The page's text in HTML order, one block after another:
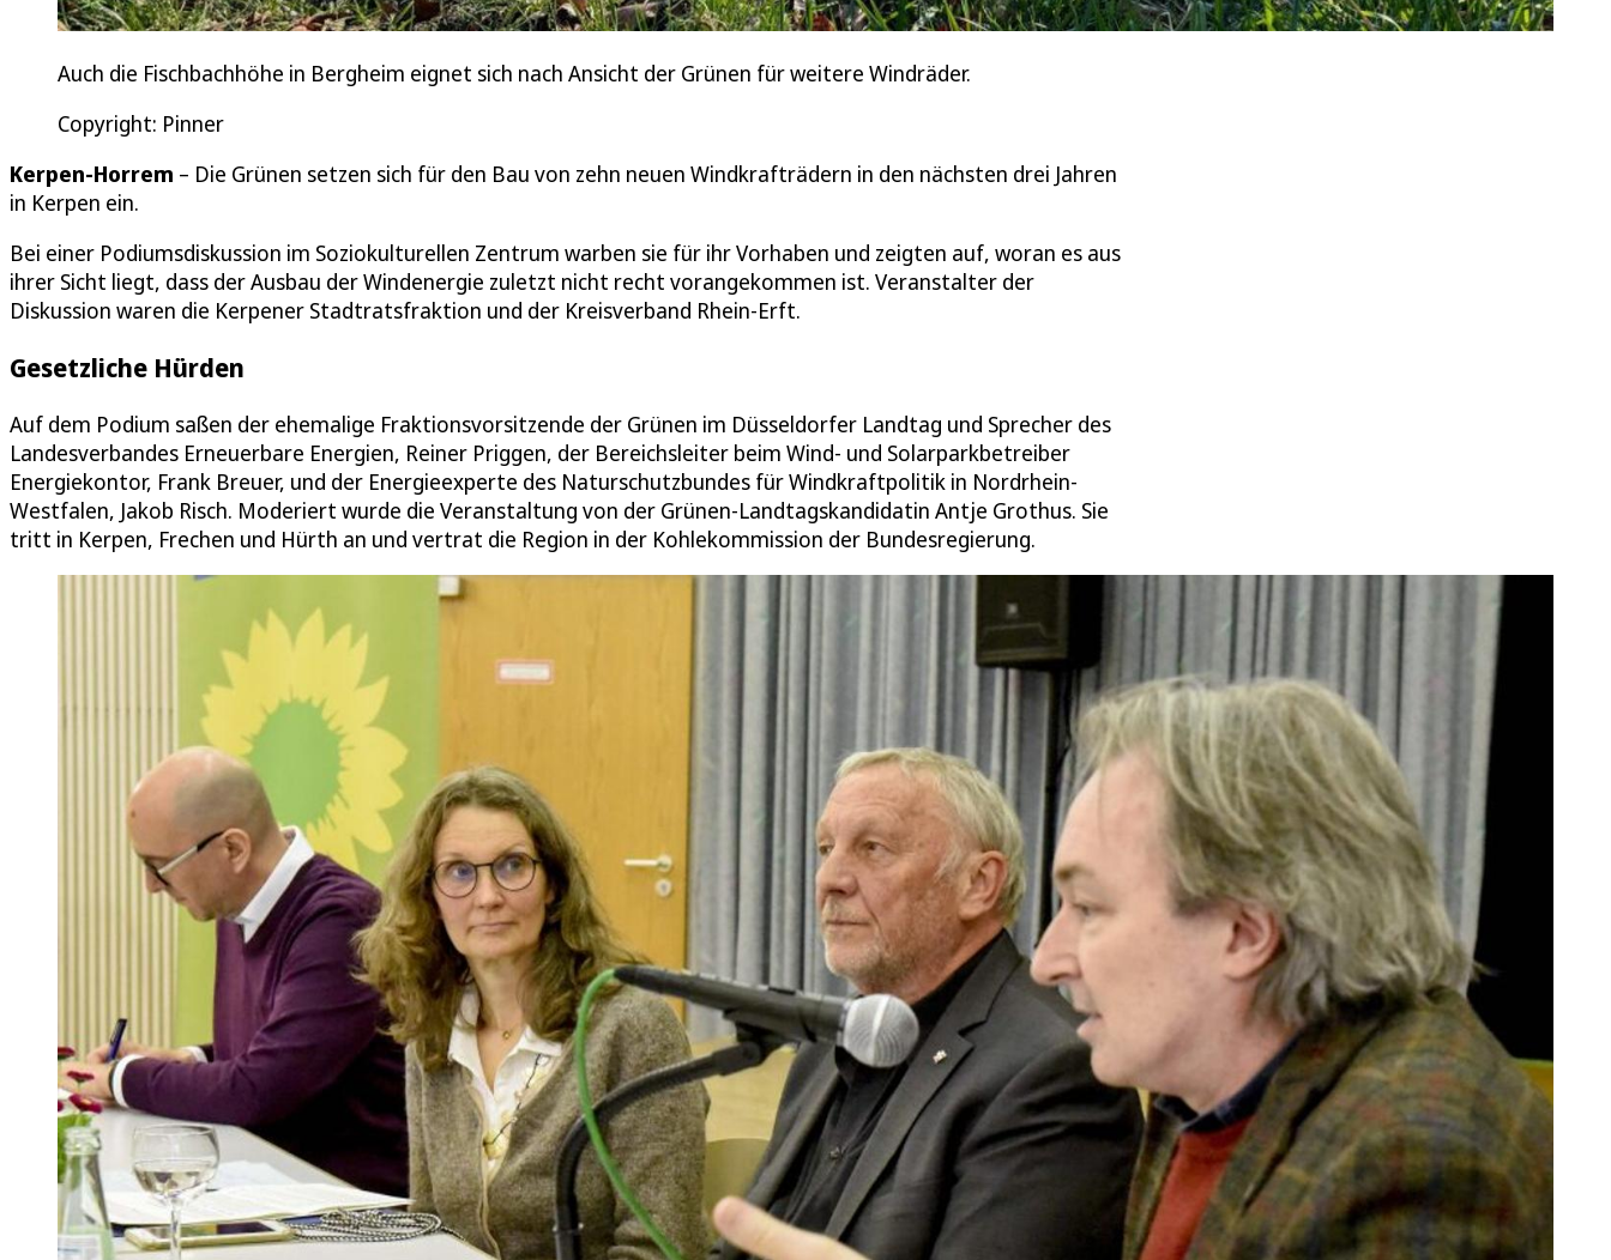
Auch die Fischbachhöhe in Bergheim eignet sich nach Ansicht der Grünen für weitere Windräder.
Copyright: Pinner
Kerpen-Horrem – Die Grünen setzen sich für den Bau von zehn neuen Windkrafträdern in den nächsten drei Jahren
in Kerpen ein.
Bei einer Podiumsdiskussion im Soziokulturellen Zentrum warben sie für ihr Vorhaben und zeigten auf, woran es aus
ihrer Sicht liegt, dass der Ausbau der Windenergie zuletzt nicht recht vorangekommen ist. Veranstalter der
Diskussion waren die Kerpener Stadtratsfraktion und der Kreisverband Rhein-Erft.
Gesetzliche Hürden
Auf dem Podium saßen der ehemalige Fraktionsvorsitzende der Grünen im Düsseldorfer Landtag und Sprecher des
Landesverbandes Erneuerbare Energien, Reiner Priggen, der Bereichsleiter beim Wind- und Solarparkbetreiber
Energiekontor, Frank Breuer, und der Energieexperte des Naturschutzbundes für Windkraftpolitik in Nordrhein-
Westfalen, Jakob Risch. Moderiert wurde die Veranstaltung von der Grünen-Landtagskandidatin Antje Grothus. Sie
tritt in Kerpen, Frechen und Hürth an und vertrat die Region in der Kohlekommission der Bundesregierung.